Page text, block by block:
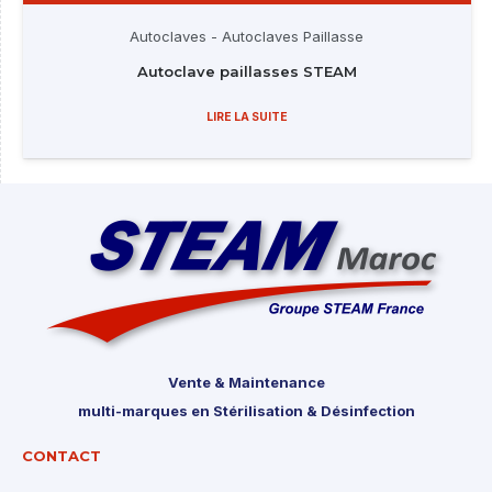
Autoclaves - Autoclaves Paillasse
Autoclave paillasses STEAM
LIRE LA SUITE
Vente & Maintenance
multi-marques en Stérilisation & Désinfection
CONTACT